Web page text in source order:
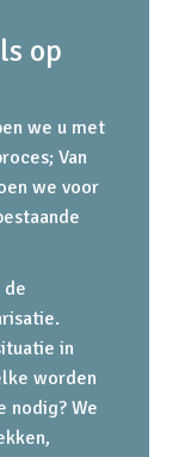
op
we u met
Van
we voor
de
in
worden
nodig? We